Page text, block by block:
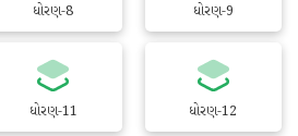
ધોરણ-8 ધોરણ-9
ધોરણ-11 ધોરણ-12